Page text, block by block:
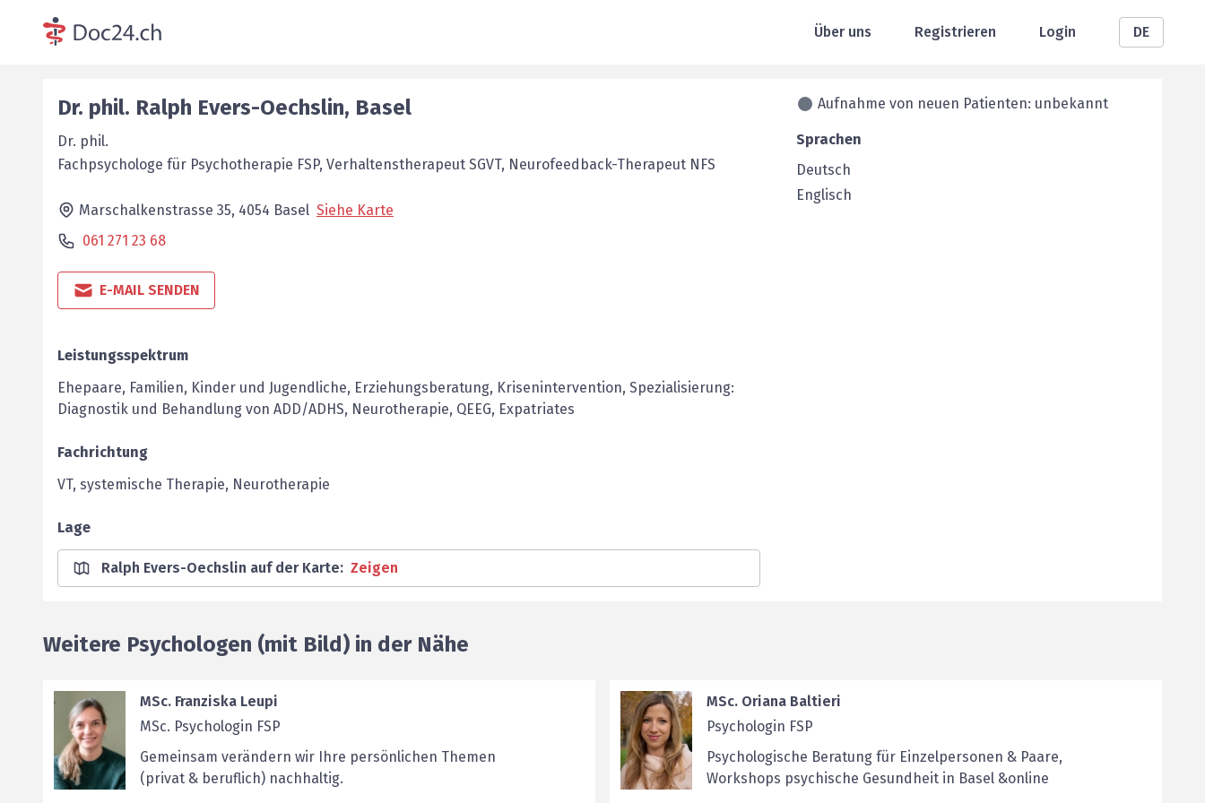
Über uns Registrieren Login DE
Dr. phil. Ralph Evers-Oechslin, Basel
Dr. phil.
Fachpsychologe für ­Psychotherapie FSP, Verhaltenstherapeut SGVT, Neurofeedback-Therapeut NFS
Marschalkenstrasse 35, 4054 Basel Siehe Karte
061 271 23 68
E-MAIL SENDEN
Leistungsspektrum
Ehepaare, Familien, Kinder und Jugendliche, Erziehungsberatung, Krisenintervention, Spezialisierung:
Diagnostik und Behandlung von ADD/ADHS, Neurotherapie, QEEG, Expatriates
Fachrichtung
VT, systemische Therapie, Neurotherapie
Lage
Ralph Evers-Oechslin auf der Karte: Zeigen
Aufnahme von neuen Patienten: unbekannt
Sprachen
Deutsch
Englisch
Weitere Psychologen (mit Bild) in der Nähe
MSc. Franziska Leupi
MSc. Psychologin FSP
Gemeinsam verändern wir Ihre persönlichen Themen
(privat & beruflich) nachhaltig.
MSc. Oriana Baltieri
Psychologin FSP
Psychologische Beratung für Einzelpersonen & Paare,
Workshops psychische Gesundheit in Basel &online